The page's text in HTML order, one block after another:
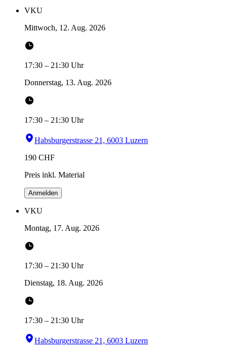
VKU
Mittwoch, 12. Aug. 2026
17:30 – 21:30 Uhr
Donnerstag, 13. Aug. 2026
17:30 – 21:30 Uhr
Habsburgerstrasse 21, 6003 Luzern
190 CHF
Preis inkl. Material
Anmelden
VKU
Montag, 17. Aug. 2026
17:30 – 21:30 Uhr
Dienstag, 18. Aug. 2026
17:30 – 21:30 Uhr
Habsburgerstrasse 21, 6003 Luzern